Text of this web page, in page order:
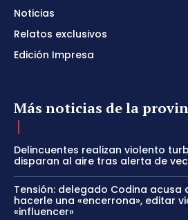
Noticias
Relatos exclusivos
Edición Impresa
Más noticias de la
Delincuentes realizan violento
disparan al aire tras alerta de
Tensión: delegado Codina
hacerle una «encerrona», editar
«influencer»